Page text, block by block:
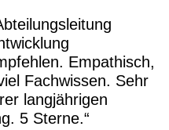
Empathisch,
Fachwissen. Sehr
langjährigen
5 Sterne.